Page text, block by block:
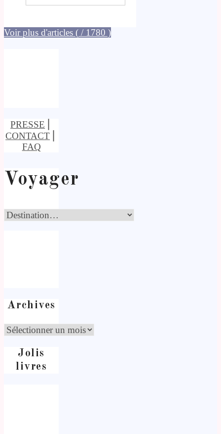
Voir plus d'articles ( / 1780 )
PRESSE
CONTACT
FAQ
Voyager
Archives
Jolis
livres